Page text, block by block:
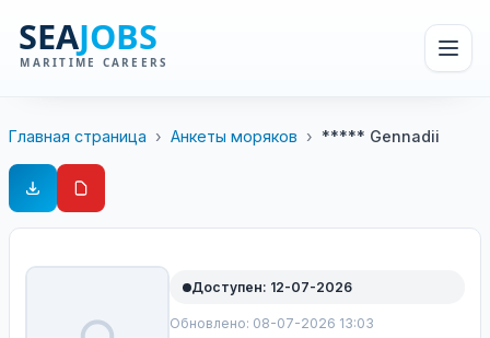
Главная страница › Анкеты моряков › ***** Gennadii
Доступен: 12-07-2026
Обновлено: 08-07-2026 13:03